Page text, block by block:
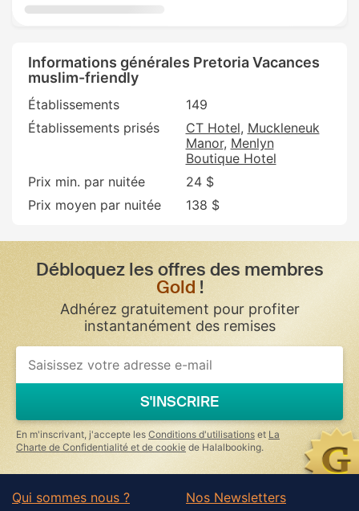
Informations générales Pretoria Vacances
muslim-friendly
Établissements
149
Établissements prisés
CT Hotel Muckleneuk
Manor Menlyn
Boutique Hotel
Prix min. par nuitée
24 $
Prix moyen par nuitée
138 $
Débloquez les offres des membres
Gold !
Adhérez gratuitement pour profiter
instantanément des remises
S'INSCRIRE
En m'inscrivant, j'accepte les Conditions d'utilisations et La
Charte de Confidentialité et de cookie de Halalbooking.
Qui sommes nous ?
Nos Newsletters